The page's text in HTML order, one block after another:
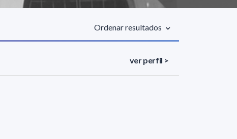
Ordenar resultados
ver perfil >